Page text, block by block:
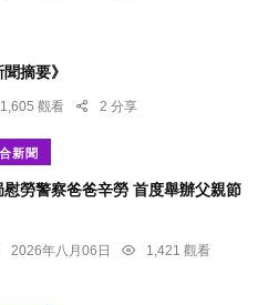
摘要》
1,605 觀看 2 分享
新聞
勞警察爸爸辛勞 首度舉辦父親節
2026年八月06日
1,421 觀看